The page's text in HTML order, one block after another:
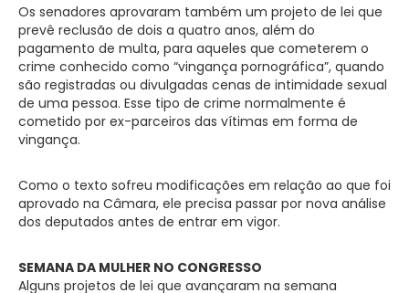
Os senadores aprovaram também um projeto de lei que
prevê reclusão de dois a quatro anos, além do
pagamento de multa, para aqueles que cometerem o
crime conhecido como “vingança pornográfica”, quando
são registradas ou divulgadas cenas de intimidade sexual
de uma pessoa. Esse tipo de crime normalmente é
cometido por ex-parceiros das vítimas em forma de
vingança.
Como o texto sofreu modificações em relação ao que foi
aprovado na Câmara, ele precisa passar por nova análise
dos deputados antes de entrar em vigor.
SEMANA DA MULHER NO CONGRESSO
Alguns projetos de lei que avançaram na semana